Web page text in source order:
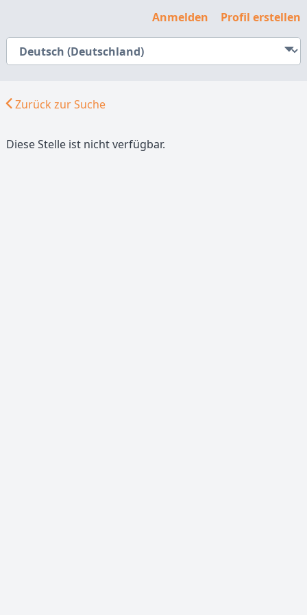
Anmelden Profil erstellen
Zurück zur Suche
Diese Stelle ist nicht verfügbar.